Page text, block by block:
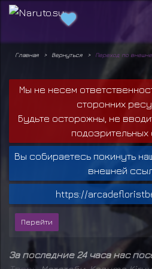
Главная Вернуться
Переход по
Мы не несем
сторонних
Будьте осторожны, не
подозрительных
Вы собираетесь покинуть
внешней
https://
За последние 24 часа нас